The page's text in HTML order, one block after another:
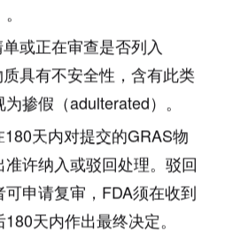
或正在审查是否列入
具有不安全性，含有此类
掺假（adulterated）。
天内对提交的GRAS物
准许纳入或驳回处理。驳回
申请复审，FDA须在收到
天内作出最终决定。